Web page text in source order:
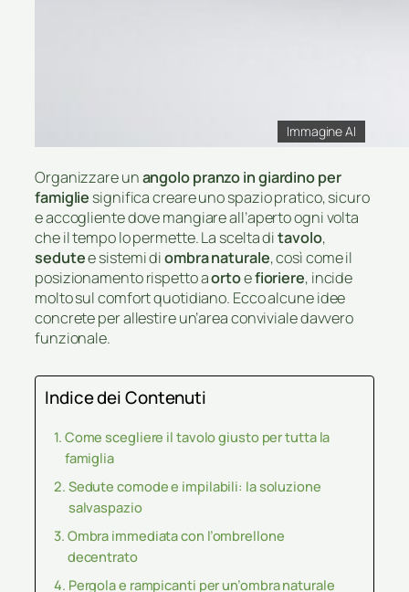
Immagine AI
Organizzare unangolo pranzo in giardino per
famiglie significa creare uno spazio pratico, sicuro
e accogliente dove mangiare all’aperto ogni volta
che il tempo lo permette. La scelta ditavolo,
sedutee sistemi diombra naturale, così come il
posizionamento rispetto aortoefioriere, incide
molto sul comfort quotidiano. Ecco alcune idee
concrete per allestire un’area conviviale davvero
funzionale.
Indice dei Contenuti
Come scegliere il tavolo giusto per tutta la
famiglia
Sedute comode e impilabili: la soluzione
salvaspazio
Ombra immediata con l’ombrellone
decentrato
Pergola e rampicanti per un’ombra naturale